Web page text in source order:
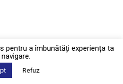
a îmbunătăți experiența ta
Refuz